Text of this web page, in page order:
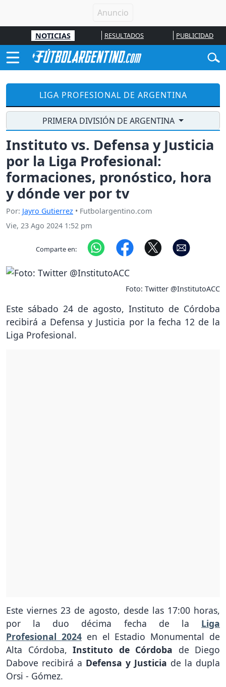
NOTICIAS RESULTADOS PUBLICIDAD
LIGA PROFESIONAL DE ARGENTINA
PRIMERA DIVISIÓN DE ARGENTINA
Instituto vs. Defensa y Justicia
por la Liga Profesional:
formaciones, pronóstico, hora
y dónde ver por tv
Por: Jayro Gutierrez • Futbolargentino.com
Vie, 23 Ago 2024 1:52 pm
Comparte en:
Foto: Twitter @InstitutoACC
Este sábado 24 de agosto, Instituto de Córdoba
recibirá a Defensa y Justicia por la fecha 12 de la
Liga Profesional.
Este viernes 23 de agosto, desde las 17:00 horas,
por la duo décima fecha de la Liga
Profesional 2024en el Estadio Monumental de
Alta Córdoba, Instituto de Córdoba de Diego
Dabove recibirá a Defensa y Justicia de la dupla
Orsi - Gómez.